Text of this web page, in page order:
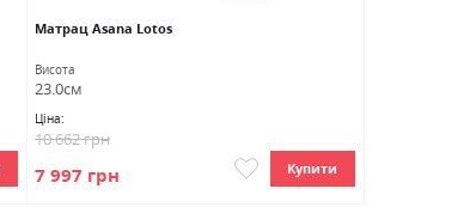
Матрац Asana Lotos
Висота
23.0см
Ціна:
7 997 грн
10 662 грн
Купити